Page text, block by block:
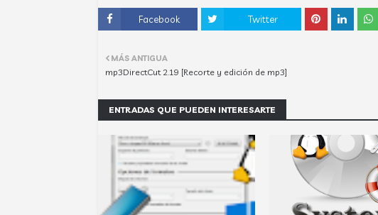
Facebook Twitter
MÁS ANTIGUA
mp3DirectCut 2.19 [Recorte y edición de mp3]
ENTRADAS QUE PUEDEN INTERESARTE